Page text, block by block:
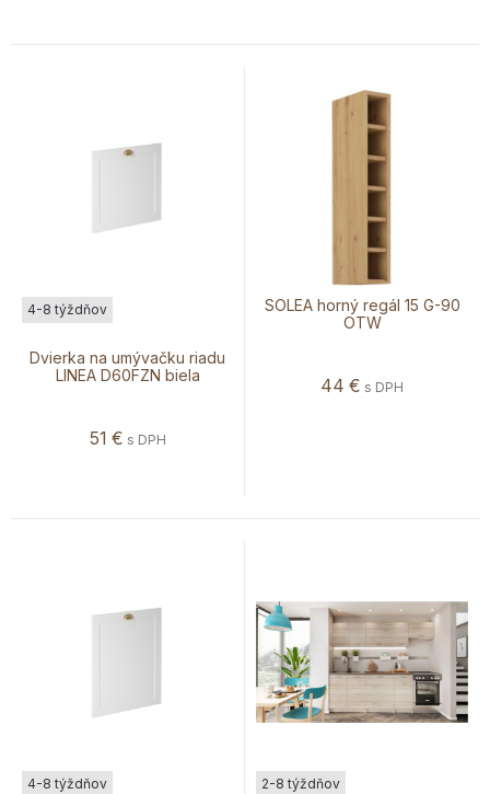
Dvierka na umývačku riadu
LINEA D60FZN biela
4-8 týždňov
51 € s DPH
SOLEA horný regál 15 G-90
OTW
44 € s DPH
4-8 týždňov 2-8 týždňov